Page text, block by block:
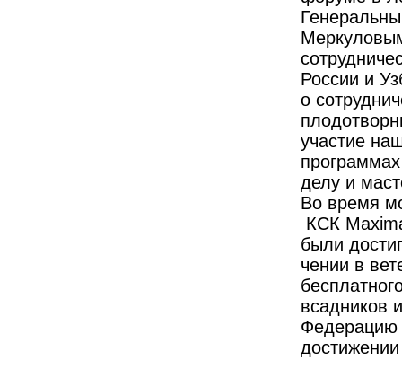
России и
о
участие
делу и
Во время
КСК
были
чении в
всадников
Федерацию